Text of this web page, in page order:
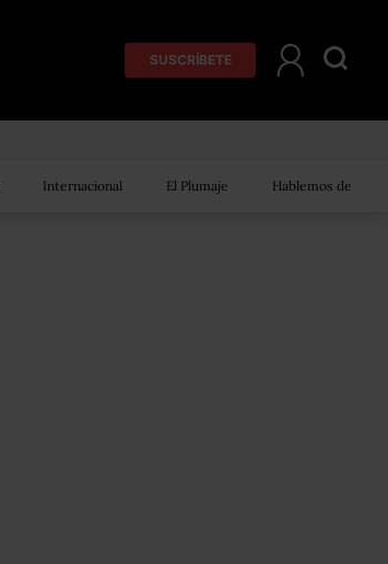
SUSCRÍBETE
Internacional El Plumaje Hablemos de